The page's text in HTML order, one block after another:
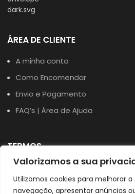
Valorizamos a sua
Utilizamos cookies para melhorar
navegação, apresentar anúncios
ÁREA DE CLIENTE
A minha conta
Como Encomendar
Envio e Pagamento
FAQ’s | Área de Ajuda
TERMOS
Política de Privacidade
Política de Cookies